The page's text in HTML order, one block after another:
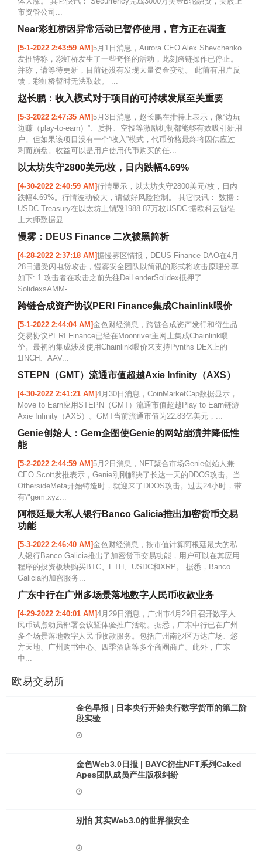
市资管公司...
Near彩虹桥因异常活动已暂停使用，官方正在调查
[5-1-2022 2:43:59 AM]5月1日消息，Aurora CEO Alex Shevchenko
发推特称，彩虹桥发生了一些奇怪的活动，此刻跨链操作已停止。
并称，请等待更新，目前还没有发现大量资金变动。 此前有用户反
馈，彩虹桥暂时无法取款。 ...
赵长鹏：收入模式对于项目的可持续发展至关重要
[5-3-2022 2:47:35 AM]5月3日消息，赵长鹏在推特上表示，像“边玩
边赚（play-to-earn）”、质押、空投等激励机制都能够有效吸引新用
户。但如果该项目没有一个“收入”模式，代币价格最终将因供应过
剩而崩盘。收益可以是用户使用代币购买的任...
以太坊失守2800美元/枚，日内跌幅4.69%
[4-30-2022 2:40:59 AM]行情显示，以太坊失守2800美元/枚，日内
跌幅4.69%。行情波动较大，请做好风险控制。 其它快讯： 数据：
USDC Treasury在以太坊上销毁1988.87万枚USDC:据欧科云链链
上大师数据显...
慢雾：DEUS Finance 二次被黑简析
[4-28-2022 2:37:18 AM]据慢雾区情报，DEUS Finance DAO在4月
28日遭受闪电贷攻击，慢雾安全团队以简讯的形式将攻击原理分享
如下: 1.攻击者在攻击之前先往DeiLenderSolidex抵押了
SolidexsAMM-...
跨链合成资产协议PERI Finance集成Chainlink喂价
[5-1-2022 2:44:04 AM]金色财经消息，跨链合成资产发行和衍生品
交易协议PERI Finance已经在Moonriver主网上集成Chainlink喂
价。最初的集成涉及使用Chainlink喂价来支持Pynths DEX上的
1INCH、AAV...
STEPN（GMT）流通市值超越Axie Infinity（AXS）
[4-30-2022 2:41:21 AM]4月30日消息，CoinMarketCap数据显示，
Move to Earn应用STEPN（GMT）流通市值超越Play to Earn链游
Axie Infinity（AXS）。GMT当前流通市值为22.83亿美元，...
Genie创始人：Gem企图使Genie的网站崩溃并降低性
能
[5-2-2022 2:44:59 AM]5月2日消息，NFT聚合市场Genie创始人兼
CEO Scott发推表示，Genie刚刚解决了长达一天的DDOS攻击。当
OthersideMeta开始铸造时，就迎来了DDOS攻击。过去24小时，带
有\"gem.xyz...
阿根廷最大私人银行Banco Galicia推出加密货币交易
功能
[5-3-2022 2:46:40 AM]金色财经消息，按市值计算阿根廷最大的私
人银行Banco Galicia推出了加密货币交易功能，用户可以在其应用
程序的投资板块购买BTC、ETH、USDC和XRP。 据悉，Banco
Galicia的加密服务...
广东中行在广州多场景落地数字人民币收款业务
[4-29-2022 2:40:01 AM]4月29日消息，广州市4月29日召开数字人
民币试点动员部署会议暨体验推广活动。据悉，广东中行已在广州
多个场景落地数字人民币收款服务。包括广州南沙区万达广场、悠
方天地、广州购书中心、四季酒店等多个商圈商户。此外，广东
中...
欧易交易所
金色早报 | 日本央行开始央行数字货币的第二阶
段实验
金色Web3.0日报 | BAYC衍生NFT系列Caked
Apes团队成员产生版权纠纷
别怕 其实Web3.0的世界很安全